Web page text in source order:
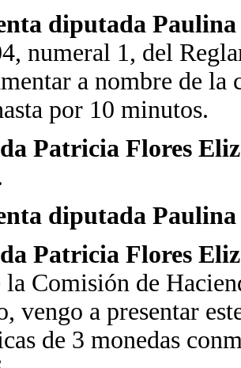
diputada
numeral 1, del
a nombre de
por 10 minutos.
Patricia Flores
diputada
Patricia Flores
la Comisión de
vengo a presentar
de 3 monedas